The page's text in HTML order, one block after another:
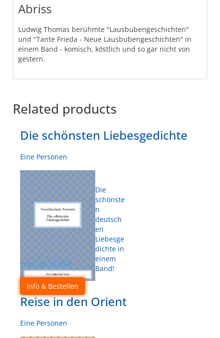
Abriss
Ludwig Thomas berühmte "Lausbubengeschichten"
und "Tante Frieda - Neue Lausbubengeschichten" in
einem Band - komisch, köstlich und so gar nicht von
gestern.
Related products
Die schönsten Liebesgedichte
Eine Personen
Die
schönste
n
deutsch
en
Liebesge
dichte in
einem
Band!
Preis ab26.95 €
Info & Bestellen
Reise in den Orient
Eine Personen